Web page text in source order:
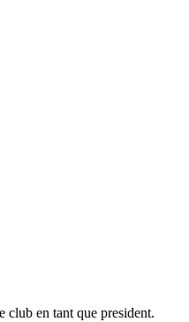
club en tant que president.